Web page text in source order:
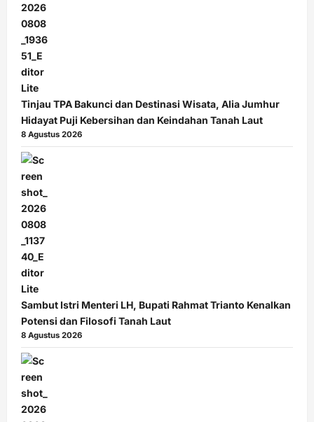
Tinjau TPA Bakunci dan Destinasi Wisata, Alia Jumhur
Hidayat Puji Kebersihan dan Keindahan Tanah Laut
8 Agustus 2026
Sambut Istri Menteri LH, Bupati Rahmat Trianto Kenalkan
Potensi dan Filosofi Tanah Laut
8 Agustus 2026